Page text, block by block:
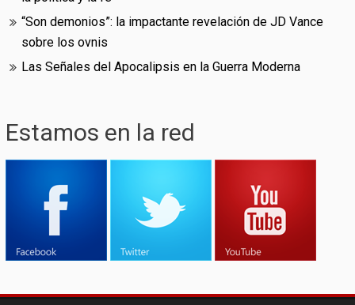
“Son demonios”: la impactante revelación de JD Vance
sobre los ovnis
Las Señales del Apocalipsis en la Guerra Moderna
Estamos en la red